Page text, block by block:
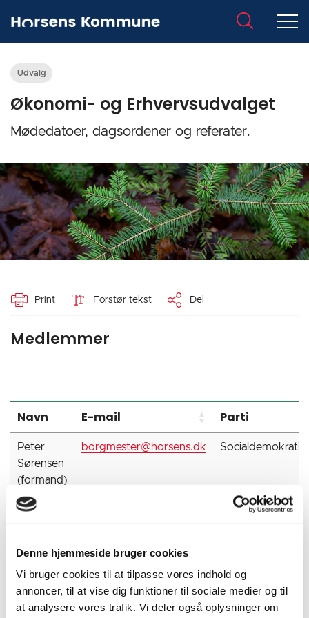
Denne hjemmeside bruger cookies
Vi bruger cookies til at tilpasse vores indhold og
annoncer, til at vise dig funktioner til sociale medier og til
at analysere vores trafik. Vi deler også oplysninger om
Udvalg
Økonomi- og Erhvervsudvalget
Mødedatoer, dagsordener og referater.
Print Forstør tekst Del
Medlemmer
Navn E-mail Parti
Peter
Sørensen
(formand)
borgmester@horsens.dk
Andreas
Boesen
Christina
Egelund
cega@horsens.dk
Jan
jkol@horsens.dk